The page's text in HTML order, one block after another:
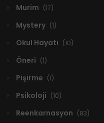
Murim (17)
Mystery (1)
Okul Hayatı (10)
Öneri (1)
Pişirme (1)
Psikoloji (10)
Reenkarnasyon (83)